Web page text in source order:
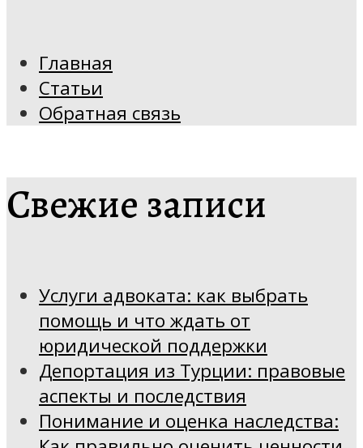
Главная
Статьи
Обратная связь
Свежие записи
Услуги адвоката: как выбрать
помощь и что ждать от
юридической поддержки
Депортация из Турции: правовые
аспекты и последствия
Понимание и оценка наследства: